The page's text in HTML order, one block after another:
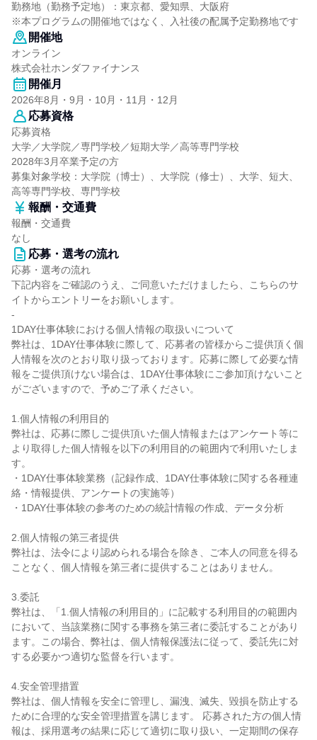
勤務地（勤務予定地）：東京都、愛知県、大阪府
※本プログラムの開催地ではなく、入社後の配属予定勤務地です
開催地
オンライン
株式会社ホンダファイナンス
開催月
2026年8月・9月・10月・11月・12月
応募資格
応募資格
大学／大学院／専門学校／短期大学／高等専門学校
2028年3月卒業予定の方
募集対象学校：大学院（博士）、大学院（修士）、大学、短大、
高等専門学校、専門学校
報酬・交通費
報酬・交通費
なし
応募・選考の流れ
応募・選考の流れ
下記内容をご確認のうえ、ご同意いただけましたら、こちらのサ
イトからエントリーをお願いします。
-
1DAY仕事体験における個人情報の取扱いについて
弊社は、1DAY仕事体験に際して、応募者の皆様からご提供頂く個
人情報を次のとおり取り扱っております。応募に際して必要な情
報をご提供頂けない場合は、1DAY仕事体験にご参加頂けないこと
がございますので、予めご了承ください。
1.個人情報の利用目的
弊社は、応募に際しご提供頂いた個人情報またはアンケート等に
より取得した個人情報を以下の利用目的の範囲内で利用いたしま
す。
・1DAY仕事体験業務（記録作成、1DAY仕事体験に関する各種連
絡・情報提供、アンケートの実施等）
・1DAY仕事体験の参考のための統計情報の作成、データ分析
2.個人情報の第三者提供
弊社は、法令により認められる場合を除き、ご本人の同意を得る
ことなく、個人情報を第三者に提供することはありません。
3.委託
弊社は、「1.個人情報の利用目的」に記載する利用目的の範囲内
において、当該業務に関する事務を第三者に委託することがあり
ます。この場合、弊社は、個人情報保護法に従って、委託先に対
する必要かつ適切な監督を行います。
4.安全管理措置
弊社は、個人情報を安全に管理し、漏洩、滅失、毀損を防止する
ために合理的な安全管理措置を講じます。 応募された方の個人情
報は、採用選考の結果に応じて適切に取り扱い、一定期間の保存